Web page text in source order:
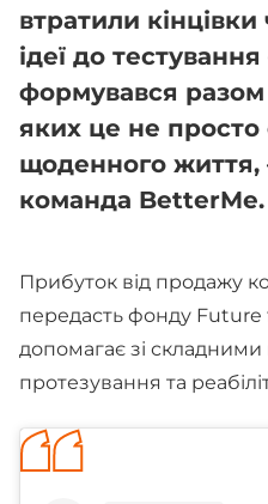
втратили кінцівки
ідеї до
формувався
яких це не просто
щоденного життя,
команда BetterMe.
Прибуток від продажу
передасть фонду Future
допомагає зі
протезування та